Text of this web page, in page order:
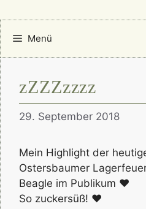
Menü
zZZZzzzz
29. September 2018
Mein Highlight der
Ostersbaumer
Beagle im Publikum ♥
So zuckersüß! ♥